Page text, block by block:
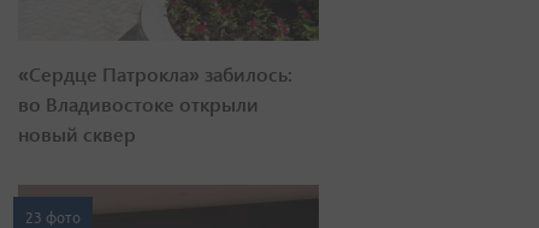
«Сердце Патрокла» забилось:
во Владивостоке открыли
новый сквер
23 фото